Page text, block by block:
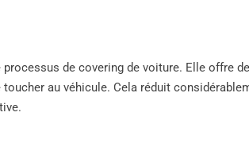
de covering de voiture. Elle offre
au véhicule. Cela réduit